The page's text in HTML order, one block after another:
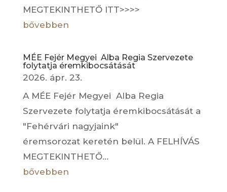
MEGTEKINTHETŐ ITT>>>>
bővebben
MÉE Fejér Megyei Alba Regia Szervezete
folytatja éremkibocsátását
2026. ápr. 23.
A MÉE Fejér Megyei Alba Regia
Szervezete folytatja éremkibocsátását a
"Fehérvári nagyjaink"
éremsorozat keretén belül. A FELHÍVÁS
MEGTEKINTHETŐ...
bővebben